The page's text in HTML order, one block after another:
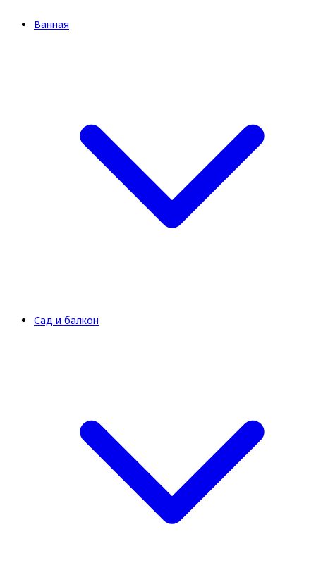
Ванная
Сад и балкон